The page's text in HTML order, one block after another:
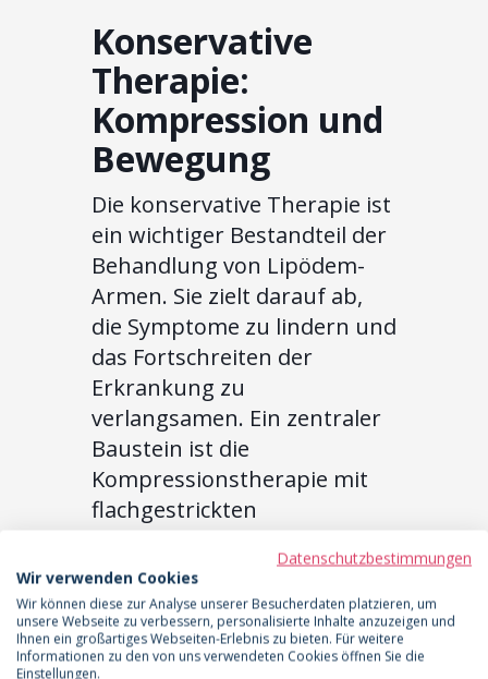
Konservative
Therapie:
Kompression und
Bewegung
Die konservative Therapie ist
ein wichtiger Bestandteil der
Behandlung von Lipödem-
Armen. Sie zielt darauf ab,
die Symptome zu lindern und
das Fortschreiten der
Erkrankung zu
verlangsamen. Ein zentraler
Baustein ist die
Kompressionstherapie mit
flachgestrickten
üben einen gleichmäßigen
Druck auf das Gewebe aus,
fördern den Lymphabfluss
und reduzieren
Datenschutzbestimmungen
Wir verwenden Cookies
Wir können diese zur Analyse unserer Besucherdaten platzieren, um
unsere Webseite zu verbessern, personalisierte Inhalte anzuzeigen und
Ihnen ein großartiges Webseiten-Erlebnis zu bieten. Für weitere
Informationen zu den von uns verwendeten Cookies öffnen Sie die
Einstellungen.